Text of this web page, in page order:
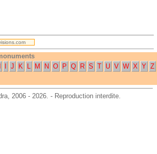
J K L M N O P Q R S T U V W X Y Z
, 2006 - 2026. - Reproduction interdite.